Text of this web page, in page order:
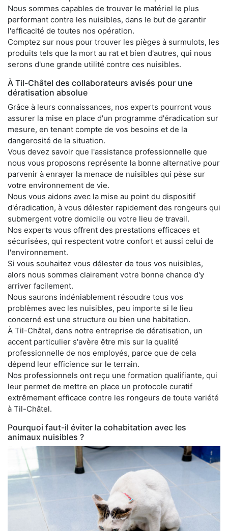
Nous sommes capables de trouver le matériel le plus
performant contre les nuisibles, dans le but de garantir
l'efficacité de toutes nos opération.
Comptez sur nous pour trouver les pièges à surmulots, les
produits tels que la mort au rat et bien d'autres, qui nous
serons d'une grande utilité contre ces nuisibles.
À Til-Châtel des collaborateurs avisés pour une
dératisation absolue
Grâce à leurs connaissances, nos experts pourront vous
assurer la mise en place d'un programme d'éradication sur
mesure, en tenant compte de vos besoins et de la
dangerosité de la situation.
Vous devez savoir que l'assistance professionnelle que
nous vous proposons représente la bonne alternative pour
parvenir à enrayer la menace de nuisibles qui pèse sur
votre environnement de vie.
Nous vous aidons avec la mise au point du dispositif
d'éradication, à vous délester rapidement des rongeurs qui
submergent votre domicile ou votre lieu de travail.
Nos experts vous offrent des prestations efficaces et
sécurisées, qui respectent votre confort et aussi celui de
l'environnement.
Si vous souhaitez vous délester de tous vos nuisibles,
alors nous sommes clairement votre bonne chance d'y
arriver facilement.
Nous saurons indéniablement résoudre tous vos
problèmes avec les nuisibles, peu importe si le lieu
concerné est une structure ou bien une habitation.
À Til-Châtel, dans notre entreprise de dératisation, un
accent particulier s'avère être mis sur la qualité
professionnelle de nos employés, parce que de cela
dépend leur efficience sur le terrain.
Nos professionnels ont reçu une formation qualifiante, qui
leur permet de mettre en place un protocole curatif
extrêmement efficace contre les rongeurs de toute variété
à Til-Châtel.
Pourquoi faut-il éviter la cohabitation avec les
animaux nuisibles ?